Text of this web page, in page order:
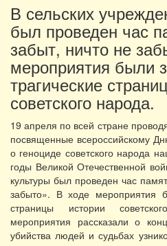
В сельских
был проведен час
забыт, ничто не
мероприятия были
трагические
советского народа.
19 апреля по всей стране
посвященные всероссийскому
о геноциде советского народа
годы Великой Отечественной
культуры был проведен час
забыто». В ходе мероприятия
страницы истории
мероприятия рассказали о
убийства людей и судьбах